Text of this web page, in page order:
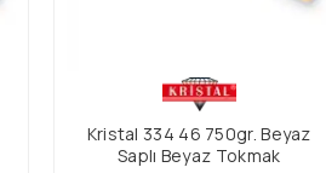
Kristal 334 46 750gr. Beyaz
Saplı Beyaz Tokmak